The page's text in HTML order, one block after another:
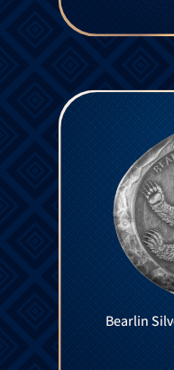
Bearlin